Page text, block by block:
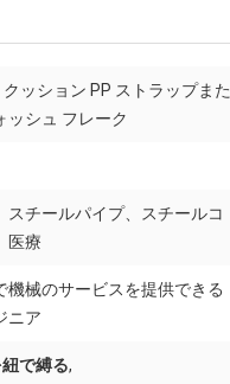
クッション PP ストラップまた
ッシュ フレーク
スチールパイプ、スチールコ
医療
機械のサービスを提供できる
ニア
で縛る,